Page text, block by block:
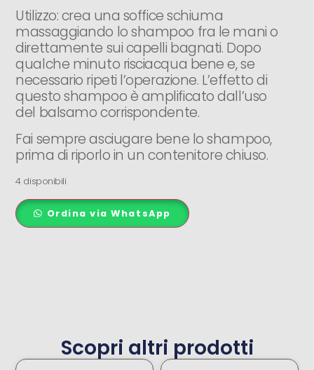
Utilizzo: crea una soffice schiuma
massaggiando lo shampoo fra le mani o
direttamente sui capelli bagnati. Dopo
qualche minuto risciacqua bene e, se
necessario ripeti l’operazione. L’effetto di
questo shampoo è amplificato dall’uso
del balsamo corrispondente.
Fai sempre asciugare bene lo shampoo,
prima di riporlo in un contenitore chiuso.
4 disponibili
Ordina via WhatsApp
Scopri altri prodotti